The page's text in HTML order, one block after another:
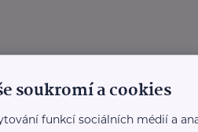
soukromí a cookies
funkcí sociálních médií a